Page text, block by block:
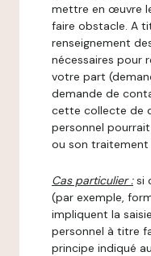
mettre en œuvre
faire obstacle. A
renseignement
nécessaires pour
votre part
demande de
cette collecte de
personnel
ou son traitement
Cas particulier : si
(par exemple,
impliquent la
personnel à titre
principe indiqué